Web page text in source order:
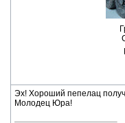
Эх! Хороший пепелац
Молодец Юра!